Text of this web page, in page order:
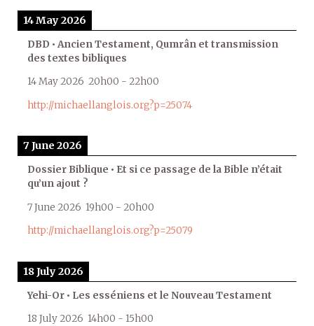
14 May 2026
DBD • Ancien Testament, Qumrân et transmission
des textes bibliques
14 May 2026 20h00 - 22h00
http://michaellanglois.org?p=25074
7 June 2026
Dossier Biblique • Et si ce passage de la Bible n’était
qu’un ajout ?
7 June 2026 19h00 - 20h00
http://michaellanglois.org?p=25079
18 July 2026
Yehi-Or • Les esséniens et le Nouveau Testament
18 July 2026 14h00 - 15h00